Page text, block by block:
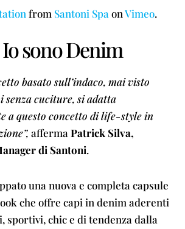
from Santoni Spa onVimeo.
sono Denim
basato sull’indaco, mai visto
senza cuciture, si adatta
a questo concetto di life-style in
afferma Patrick Silva,
di Santoni.
una nuova e completa capsule
che offre capi in denim aderenti
sportivi, chic e di tendenza dalla